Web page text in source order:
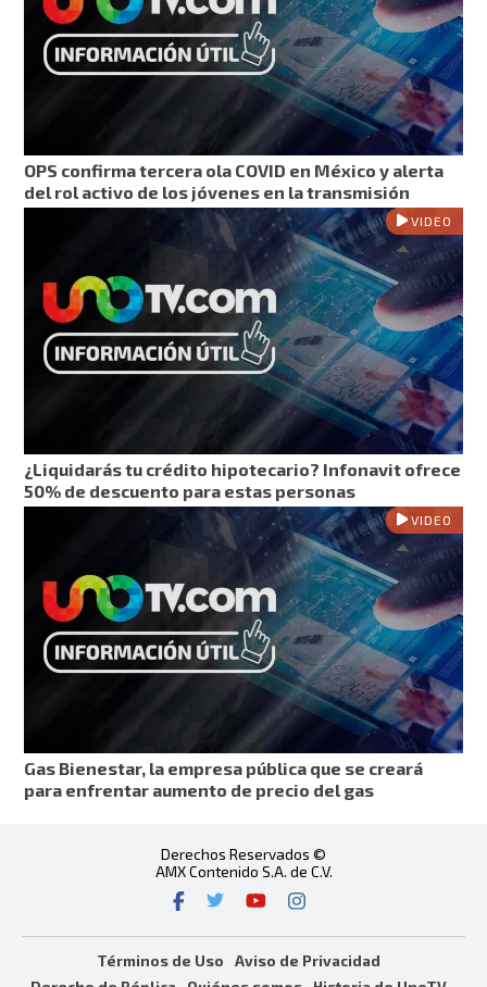
OPS confirma tercera ola COVID en México y alerta
del rol activo de los jóvenes en la transmisión
VIDEO
¿Liquidarás tu crédito hipotecario? Infonavit ofrece
50% de descuento para estas personas
VIDEO
Gas Bienestar, la empresa pública que se creará
para enfrentar aumento de precio del gas
Derechos Reservados ©
AMX Contenido S.A. de C.V.
Términos de Uso
Aviso de Privacidad